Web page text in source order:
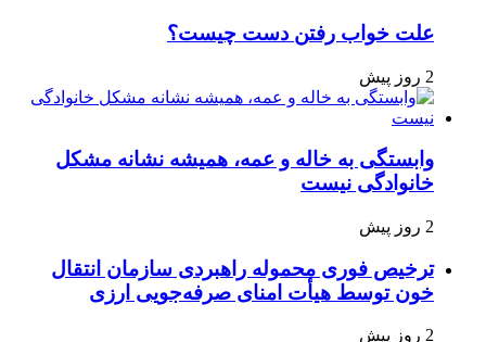
علت خواب رفتن دست چیست؟
2 روز پیش
وابستگی به خاله و عمه، همیشه نشانه مشکل
خانوادگی نیست
2 روز پیش
ترخیص فوری محموله راهبردی سازمان انتقال
خون توسط هیأت امنای صرفه‌جویی ارزی
2 روز پیش